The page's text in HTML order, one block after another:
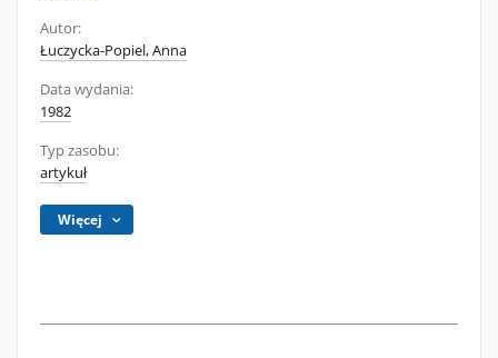
Autor:
Łuczycka-Popiel, Anna
Data wydania:
1982
Typ zasobu:
artykuł
Więcej